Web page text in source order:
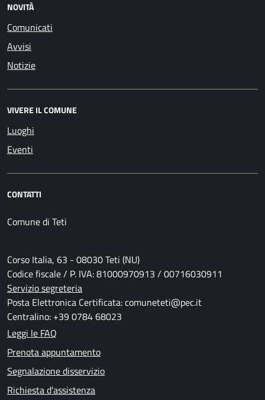
NOVITÀ
Comunicati
Avvisi
Notizie
VIVERE IL COMUNE
Luoghi
Eventi
CONTATTI
Comune di Teti
Corso Italia, 63 - 08030 Teti (NU)
Codice fiscale / P. IVA: 81000970913 / 00716030911
Servizio segreteria
Posta Elettronica Certificata: comuneteti@pec.it
Centralino: +39 0784 68023
Leggi le FAQ
Prenota appuntamento
Segnalazione disservizio
Richiesta d'assistenza